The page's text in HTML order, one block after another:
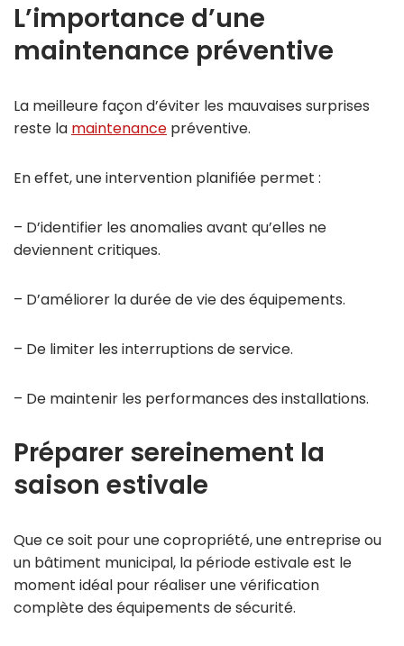
L’importance d’une
maintenance préventive
La meilleure façon d’éviter les mauvaises surprises
reste la maintenance préventive.
En effet, une intervention planifiée permet :
– D’identifier les anomalies avant qu’elles ne
deviennent critiques.
– D’améliorer la durée de vie des équipements.
– De limiter les interruptions de service.
– De maintenir les performances des installations.
Préparer sereinement la
saison estivale
Que ce soit pour une copropriété, une entreprise ou
un bâtiment municipal, la période estivale est le
moment idéal pour réaliser une vérification
complète des équipements de sécurité.